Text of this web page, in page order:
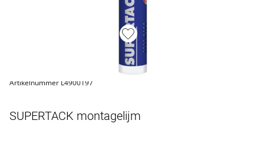
Artikelnummer L4900197
SUPERTACK montagelijm